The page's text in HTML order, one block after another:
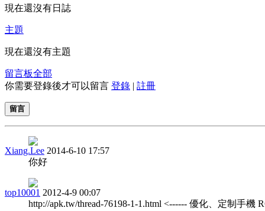
現在還沒有日誌
主題
現在還沒有主題
留言板全部
你需要登錄後才可以留言 登錄 | 註冊
留言
Xiang.Lee 2014-6-10 17:57
你好
top10001 2012-4-9 00:07
http://apk.tw/thread-76198-1-1.html <------ 優化、定制手機